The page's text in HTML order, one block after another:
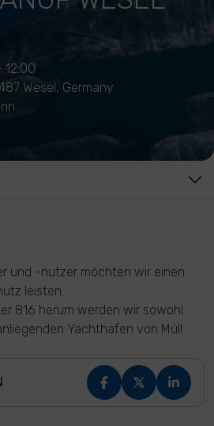
12:00
Wesel, Germany
und -nutzer möchten wir einen
leisten.
816 herum werden wir sowohl
Yachthafen von Müll